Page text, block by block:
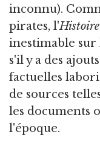
inconnu).
pirates, l'
inestimable
s'il y a des
factuelles
de sources
les documents
l'époque.